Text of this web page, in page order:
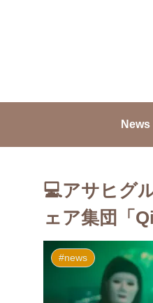
💻アサヒグ
ェア集団「
#news